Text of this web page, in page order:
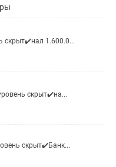
скрыт✔️нал 1.600.0...
скрыт✔️на...
скрыт✔️Банк...